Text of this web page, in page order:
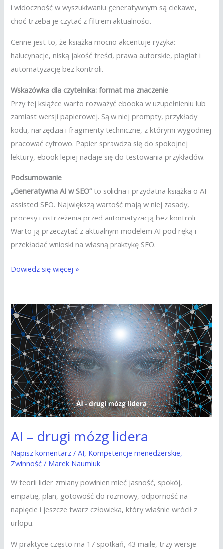
i widoczność w wyszukiwaniu generatywnym są ciekawe,
choć trzeba je czytać z filtrem aktualności.
Cenne jest to, że książka mocno akcentuje ryzyka:
halucynacje, niską jakość treści, prawa autorskie, plagiat i
automatyzację bez kontroli.
Wskazówka dla czytelnika: format ma znaczenie
Przy tej książce warto rozważyć ebooka w uzupełnieniu lub
zamiast wersji papierowej. Są w niej prompty, przykłady
kodu, narzędzia i fragmenty techniczne, z którymi wygodniej
pracować cyfrowo. Papier sprawdza się do spokojnej
lektury, ebook lepiej nadaje się do testowania przykładów.
Podsumowanie
„Generatywna AI w SEO”to solidna i przydatna książka o AI-
assisted SEO. Największą wartość mają w niej zasady,
procesy i ostrzeżenia przed automatyzacją bez kontroli.
Warto ją przeczytać z aktualnym modelem AI pod ręką i
przekładać wnioski na własną praktykę SEO.
Dowiedz się więcej »
AI – drugi mózg lidera
Napisz komentarz /AI, Kompetencje menedżerskie,
Zwinność / Marek Naumiuk
W teorii lider zmiany powinien mieć jasność, spokój,
empatię, plan, gotowość do rozmowy, odporność na
napięcie i jeszcze twarz człowieka, który właśnie wrócił z
urlopu.
W praktyce często ma 17 spotkań, 43 maile, trzy wersje
AI
–
drugi
mózg
lidera